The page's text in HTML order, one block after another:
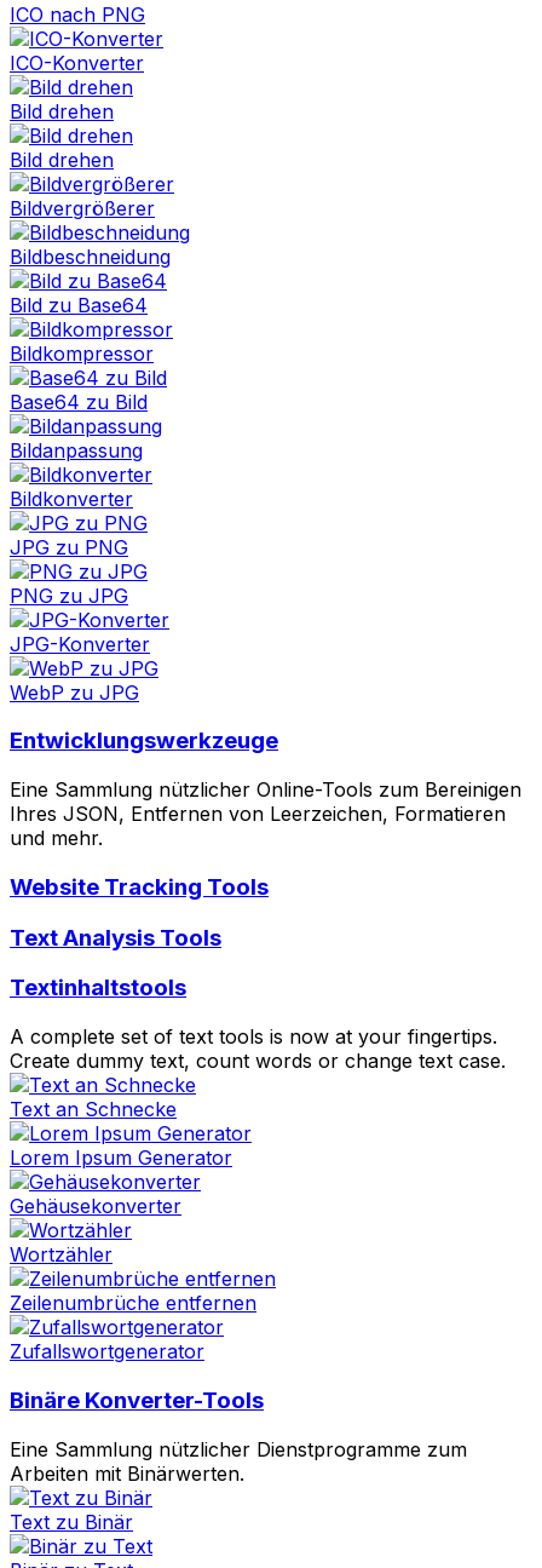
ICO nach PNG
ICO-Konverter
Bild drehen
Bild drehen
Bildvergrößerer
Bildbeschneidung
Bild zu Base64
Bildkompressor
Base64 zu Bild
Bildanpassung
Bildkonverter
JPG zu PNG
PNG zu JPG
JPG-Konverter
WebP zu JPG
Entwicklungswerkzeuge
Eine Sammlung nützlicher Online-Tools zum Bereinigen
Ihres JSON, Entfernen von Leerzeichen, Formatieren
und mehr.
Website Tracking Tools
Text Analysis Tools
Textinhaltstools
A complete set of text tools is now at your fingertips.
Create dummy text, count words or change text case.
Text an Schnecke
Lorem Ipsum Generator
Gehäusekonverter
Wortzähler
Zeilenumbrüche entfernen
Zufallswortgenerator
Binäre Konverter-Tools
Eine Sammlung nützlicher Dienstprogramme zum
Arbeiten mit Binärwerten.
Text zu Binär